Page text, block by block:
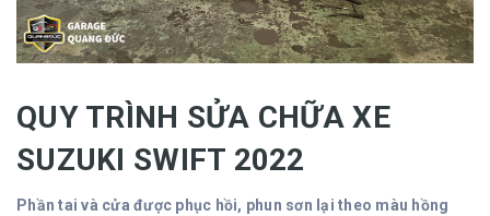
QUY TRÌNH SỬA CHỮA XE
SUZUKI SWIFT 2022
Phần tai và cửa được phục hồi, phun sơn lại theo màu hồng